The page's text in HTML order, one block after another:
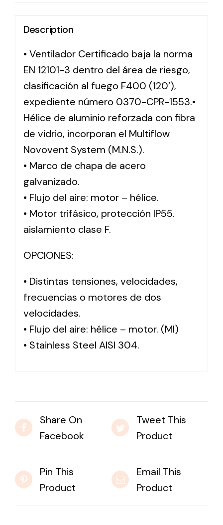
Description
• Ventilador Certificado baja la norma
EN 12101-3 dentro del área de riesgo,
clasificación al fuego F400 (120′),
expediente número 0370-CPR-1553.•
Hélice de aluminio reforzada con fibra
de vidrio, incorporan el Multiflow
Novovent System (M.N.S.).
• Marco de chapa de acero
galvanizado.
• Flujo del aire: motor – hélice.
• Motor trifásico, protección IP55.
aislamiento clase F.
OPCIONES:
• Distintas tensiones, velocidades,
frecuencias o motores de dos
velocidades.
• Flujo del aire: hélice – motor. (MI)
• Stainless Steel AISI 304.
Share On
Facebook
Tweet This
Product
Pin This
Product
Email This
Product